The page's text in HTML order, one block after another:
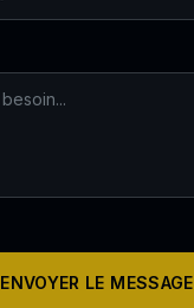
ENVOYER LE MESSAGE